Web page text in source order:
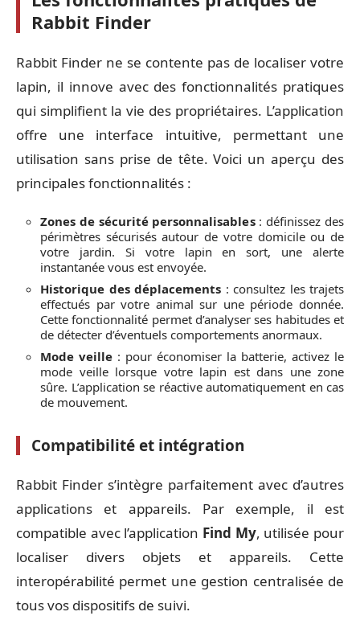
Rabbit Finder
Rabbit Finder ne se contente pas de localiser votre
lapin, il innove avec des fonctionnalités pratiques
qui simplifient la vie des propriétaires. L’application
offre une interface intuitive, permettant une
utilisation sans prise de tête. Voici un aperçu des
principales fonctionnalités :
Zones de sécurité personnalisables: définissez des
périmètres sécurisés autour de votre domicile ou de
votre jardin. Si votre lapin en sort, une alerte
instantanée vous est envoyée.
Historique des déplacements : consultez les trajets
effectués par votre animal sur une période donnée.
Cette fonctionnalité permet d’analyser ses habitudes et
de détecter d’éventuels comportements anormaux.
Mode veille : pour économiser la batterie, activez le
mode veille lorsque votre lapin est dans une zone
sûre. L’application se réactive automatiquement en cas
de mouvement.
Compatibilité et intégration
Rabbit Finder s’intègre parfaitement avec d’autres
applications et appareils. Par exemple, il est
compatible avec l’application Find My, utilisée pour
localiser divers objets et appareils. Cette
interopérabilité permet une gestion centralisée de
tous vos dispositifs de suivi.